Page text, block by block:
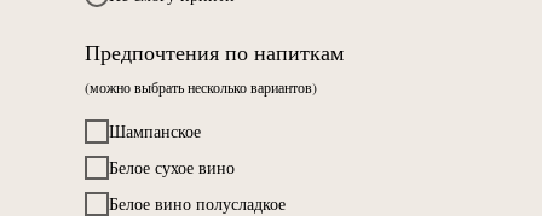
Предпочтения по напиткам
(можно выбрать несколько вариантов)
Шампанское
Белое сухое вино
Белое вино полусладкое